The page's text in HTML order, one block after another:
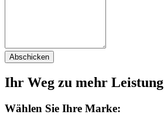
Abschicken
Ihr Weg zu mehr Leistung
Wählen Sie Ihre Marke: